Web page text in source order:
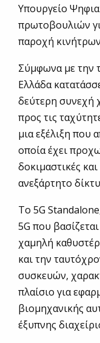
Υπουργείο
πρωτοβουλιών
παροχή
Σύμφωνα με την
Ελλάδα
δεύτερη συνεχή
προς τις
μια εξέλιξη που
οποία έχει
δοκιμαστικές
ανεξάρτητο
Το 5G
5G που
χαμηλή
και την
συσκευών,
πλαίσιο για
βιομηχανικής
έξυπνης